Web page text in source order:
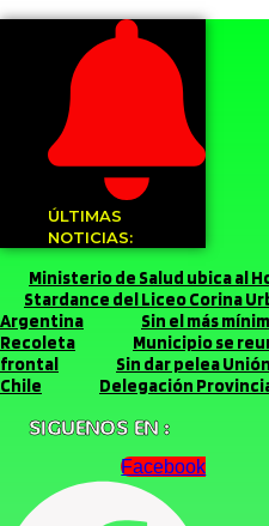
ÚLTIMAS
NOTICIAS:
Ministerio de Salud ubica al
Stardance del Liceo Corina
Argentina
Sin el más
Recoleta
Municipio se
frontal
Sin dar pelea
Chile
Delegación
SIGUENOS EN :
Facebook